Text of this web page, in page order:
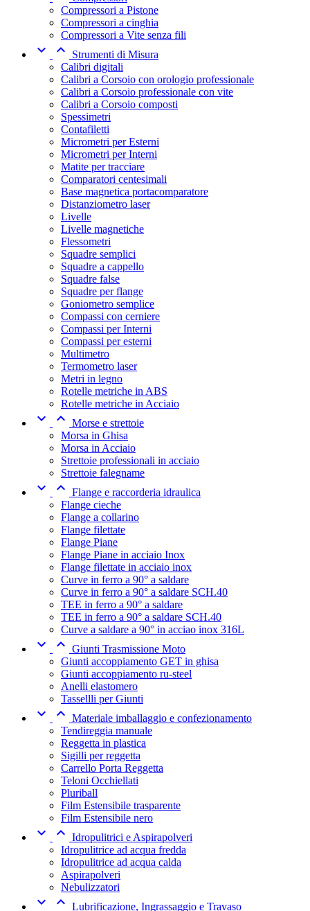
Compressori a Pistone
Compressori a cinghia
Compressori a Vite senza fili
 
Strumenti di Misura
Calibri digitali
Calibri a Corsoio con orologio professionale
Calibri a Corsoio professionale con vite
Calibri a Corsoio composti
Spessimetri
Contafiletti
Micrometri per Esterni
Micrometri per Interni
Matite per tracciare
Comparatori centesimali
Base magnetica portacomparatore
Distanziometro laser
Livelle
Livelle magnetiche
Flessometri
Squadre semplici
Squadre a cappello
Squadre false
Squadre per flange
Goniometro semplice
Compassi con cerniere
Compassi per Interni
Compassi per esterni
Multimetro
Termometro laser
Metri in legno
Rotelle metriche in ABS
Rotelle metriche in Acciaio
  Morse e strettoie
Morsa in Ghisa
Morsa in Acciaio
Strettoie professionali in acciaio
Strettoie falegname
  Flange e raccorderia idraulica
Flange cieche
Flange a collarino
Flange filettate
Flange Piane
Flange Piane in acciaio Inox
Flange filettate in acciaio inox
Curve in ferro a 90° a saldare
Curve in ferro a 90° a saldare SCH.40
TEE in ferro a 90° a saldare
TEE in ferro a 90° a saldare SCH.40
Curve a saldare a 90° in acciao inox 316L
  Giunti Trasmissione Moto
Giunti accoppiamento GET in ghisa
Giunti accoppiamento ru-steel
Anelli elastomero
Tassellli per Giunti
  Materiale imballaggio e confezionamento
Tendireggia manuale
Reggetta in plastica
Sigilli per reggetta
Carrello Porta Reggetta
Teloni Occhiellati
Pluriball
Film Estensibile trasparente
Film Estensibile nero
  Idropulitrici e Aspirapolveri
Idropulitrice ad acqua fredda
Idropulitrice ad acqua calda
Aspirapolveri
Nebulizzatori
  Lubrificazione, Ingrassaggio e Travaso